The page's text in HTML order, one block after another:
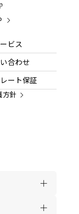
ビス
合わせ
ート保証
方針